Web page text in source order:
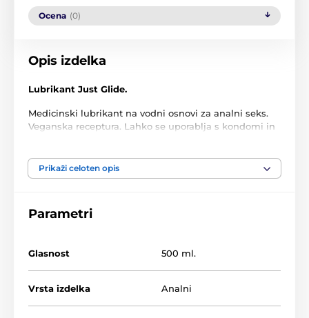
Ocena (0)
Opis izdelka
Lubrikant Just Glide.
Medicinski lubrikant na vodni osnovi za analni seks.
Veganska receptura. Lahko se uporablja s kondomi in
Lahko se uporablja s silikonskimi igračkami
Izdelek je uvrščen v kategorijah
Prikaži celoten opis
Parametri
Glasnost 500 ml.
Vrsta izdelka Analni